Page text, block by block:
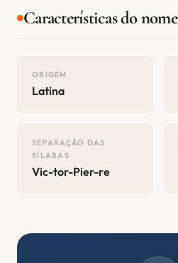
Características do nome
ORIGEM
Latina
SEPARAÇÃO DAS
SÍLABAS
Vic-tor-Pier-re